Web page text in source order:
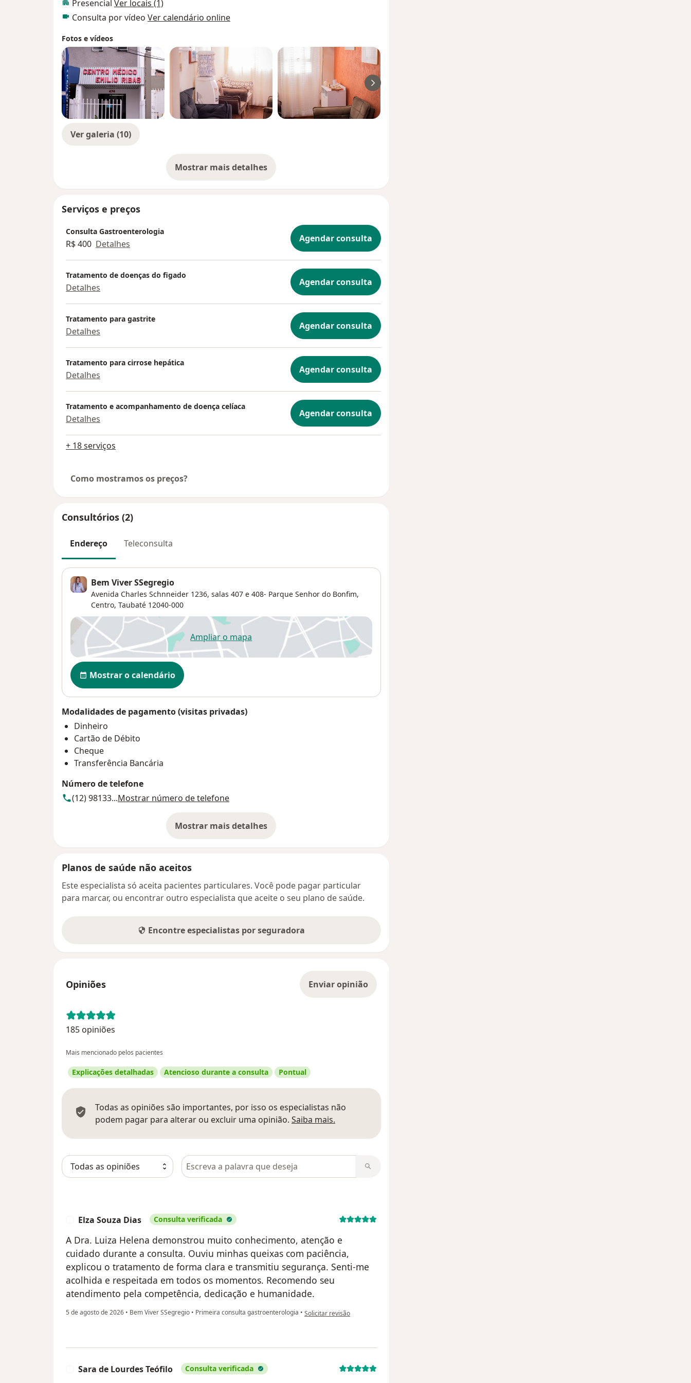
Presencial Ver locais (1)
Consulta por vídeo Ver calendário online
Fotos e vídeos
Ver galeria (10)
Mostrar mais detalhes
sobre a experiência
Serviços e preços
Consulta Gastroenterologia
R$ 400 Detalhes Agendar consulta
Tratamento de doenças do figado
Detalhes Agendar consulta
Tratamento para gastrite
Detalhes Agendar consulta
Tratamento para cirrose hepática
Detalhes Agendar consulta
Tratamento e acompanhamento de doença celíaca
Detalhes Agendar consulta
+ 18 serviços
Como mostramos os preços?
Consultórios (2)
Endereço Teleconsulta
Bem Viver SSegregio
Avenida Charles Schnneider 1236, salas 407 e 408- Parque Senhor do Bonfim,
Centro, Taubaté 12040-000
Ampliar o mapaabre num novo separador
Disponibilidade
Mostrar o calendário
Modalidades de pagamento (visitas privadas)
Dinheiro
Cartão de Débito
Cheque
Transferência Bancária
Número de telefone
(12) 98133...Mostrar número de telefone
Mostrar mais detalhes
sobre o endereço
Planos de saúde não aceitos
Este especialista só aceita pacientes particulares. Você pode pagar particular
para marcar, ou encontrar outro especialista que aceite o seu plano de saúde.
Encontre especialistas por seguradora
Opiniões Enviar opinião
185 opiniões
Mais mencionado pelos pacientes
Explicações detalhadas Atencioso durante a consulta Pontual
Todas as opiniões são importantes, por isso os especialistas não
podem pagar para alterar ou excluir uma opinião. Saiba mais.
Pesquisar em opiniões
Elza Souza Dias Consulta verificada
A Dra. Luiza Helena demonstrou muito conhecimento, atenção e
cuidado durante a consulta. Ouviu minhas queixas com paciência,
explicou o tratamento de forma clara e transmitiu segurança. Senti-me
acolhida e respeitada em todos os momentos. Recomendo seu
atendimento pela competência, dedicação e humanidade.
5 de agosto de 2026 • Bem Viver SSegregio • Primeira consulta gastroenterologia • na opinião do utilizador Elza Souza Dias
Solicitar revisão
Sara de Lourdes Teófilo Consulta verificada